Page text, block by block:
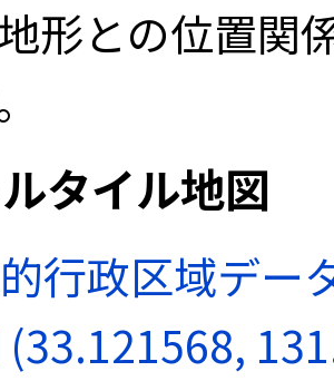
形との位置関
タイル地図
行政区域デー
(33.121568,